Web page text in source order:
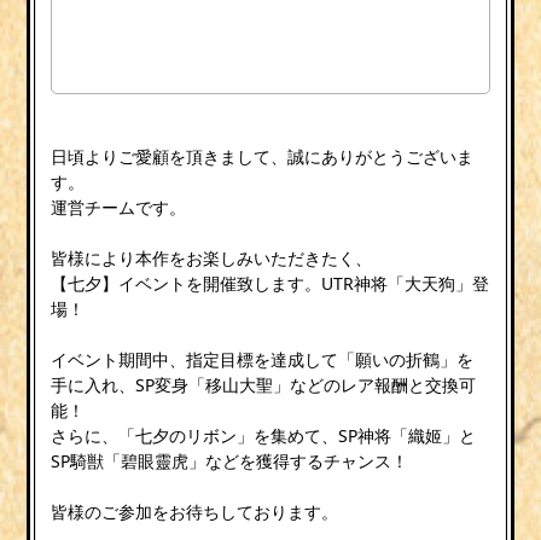
日頃よりご愛顧を頂きまして、誠にありがとうございま
す。
運営チームです。
皆様により本作をお楽しみいただきたく、
【七夕】イベントを開催致します。UTR神将「大天狗」登
場！
イベント期間中、指定目標を達成して「願いの折鶴」を
手に入れ、SP変身「移山大聖」などのレア報酬と交換可
能！
さらに、「七夕のリボン」を集めて、SP神将「織姬」と
SP騎獣「碧眼靈虎」などを獲得するチャンス！
皆様のご参加をお待ちしております。